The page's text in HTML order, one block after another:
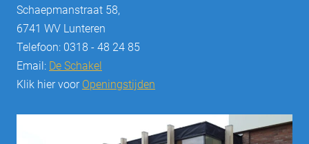
Schaepmanstraat 58,
6741 WV Lunteren
Telefoon: 0318 - 48 24 85
Email: De Schakel
Klik hier voor Openingstijden